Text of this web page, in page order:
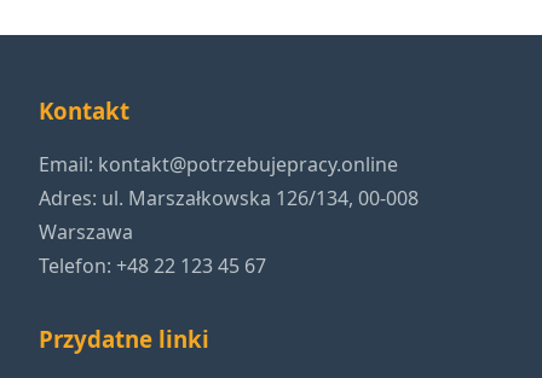
Kontakt
Email: kontakt@potrzebujepracy.online
Adres: ul. Marszałkowska 126/134, 00-008
Warszawa
Telefon: +48 22 123 45 67
Przydatne linki